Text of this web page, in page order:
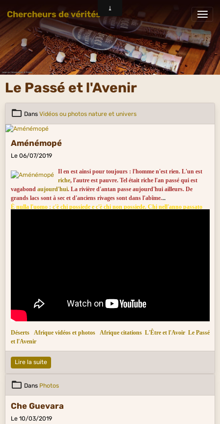
Chercheurs de vérités
Le Passé et l'Avenir
Dans Vidéos ou photos nature et univers
Aménémopé
Le 06/07/2019
Il en est ainsi pour toujours : l'homme n'est rien. L'un est
riche, l'autre est pauvre. Tel était riche l'an passé qui est
vagabond aujourd'hui. La rivière d'antan passe aujourd'hui ailleurs. De
grands lacs sont à sec et d'anciens rivages sont dans l'abîme.
È nulla l'uomo : c'è chi possiede e c'è chi non possiede. Chi nell'anno passato
Déserts Afrique vidéos et photos Afrique citations L'Être et l'Avoir Le Passé
et l'Avenir
Lire la suite
Dans Photos
Che Guevara
Le 10/03/2019